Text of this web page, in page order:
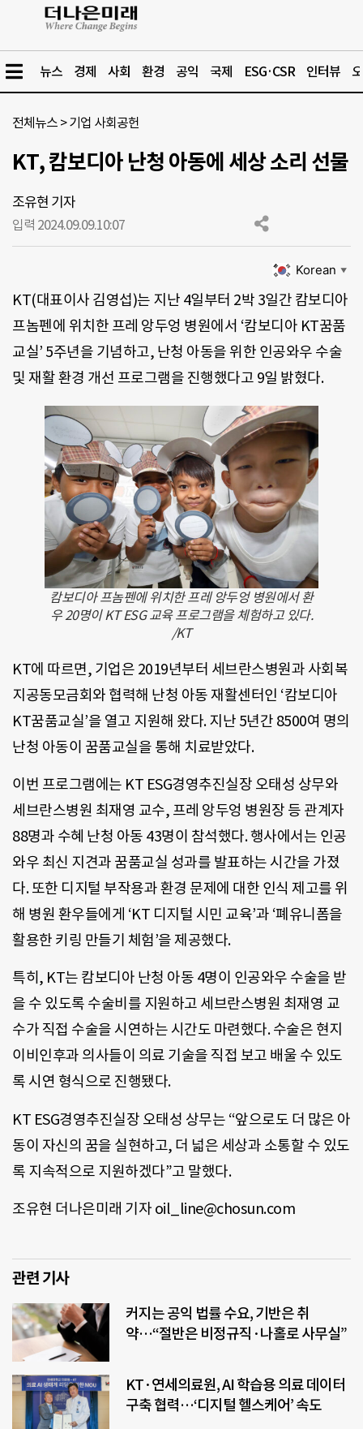
뉴스 경제 사회 환경 공익 국제 ESG·CSR 인터뷰
전체뉴스 >기업 사회공헌
KT, 캄보디아 난청 아동에 세상 소리 선물
조유현 기자
입력 2024.09.09.10:07
Korean ▼
KT(대표이사 김영섭)는 지난 4일부터 2박 3일간 캄보디아
프놈펜에 위치한 프레 앙두엉 병원에서 ‘캄보디아 KT꿈품
교실’ 5주년을 기념하고, 난청 아동을 위한 인공와우 수술
및 재활 환경 개선 프로그램을 진행했다고 9일 밝혔다.
캄보디아 프놈펜에 위치한 프레 앙두엉 병원에서 환
우 20명이 KT ESG 교육 프로그램을 체험하고 있다.
/KT
KT에 따르면, 기업은 2019년부터 세브란스병원과 사회복
지공동모금회와 협력해 난청 아동 재활센터인 ‘캄보디아
KT꿈품교실’을 열고 지원해 왔다. 지난 5년간 8500여 명의
난청 아동이 꿈품교실을 통해 치료받았다.
이번 프로그램에는 KT ESG경영추진실장 오태성 상무와
세브란스병원 최재영 교수, 프레 앙두엉 병원장 등 관계자
88명과 수혜 난청 아동 43명이 참석했다. 행사에서는 인공
와우 최신 지견과 꿈품교실 성과를 발표하는 시간을 가졌
다. 또한 디지털 부작용과 환경 문제에 대한 인식 제고를 위
해 병원 환우들에게 ‘KT 디지털 시민 교육’과 ‘폐유니폼을
활용한 키링 만들기 체험’을 제공했다.
특히, KT는 캄보디아 난청 아동 4명이 인공와우 수술을 받
을 수 있도록 수술비를 지원하고 세브란스병원 최재영 교
수가 직접 수술을 시연하는 시간도 마련했다. 수술은 현지
이비인후과 의사들이 의료 기술을 직접 보고 배울 수 있도
록 시연 형식으로 진행됐다.
KT ESG경영추진실장 오태성 상무는 “앞으로도 더 많은 아
동이 자신의 꿈을 실현하고, 더 넓은 세상과 소통할 수 있도
록 지속적으로 지원하겠다”고 말했다.
조유현 더나은미래 기자 oil_line@chosun.com
관련 기사
커지는 공익 법률 수요, 기반은 취
약…“절반은 비정규직·나홀로 사무실”
KT·연세의료원, AI 학습용 의료 데이터
구축 협력…‘디지털 헬스케어’ 속도